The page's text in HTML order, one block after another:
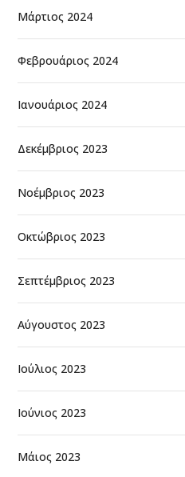
Μάρτιος 2024
Φεβρουάριος 2024
Ιανουάριος 2024
Δεκέμβριος 2023
Νοέμβριος 2023
Οκτώβριος 2023
Σεπτέμβριος 2023
Αύγουστος 2023
Ιούλιος 2023
Ιούνιος 2023
Μάιος 2023